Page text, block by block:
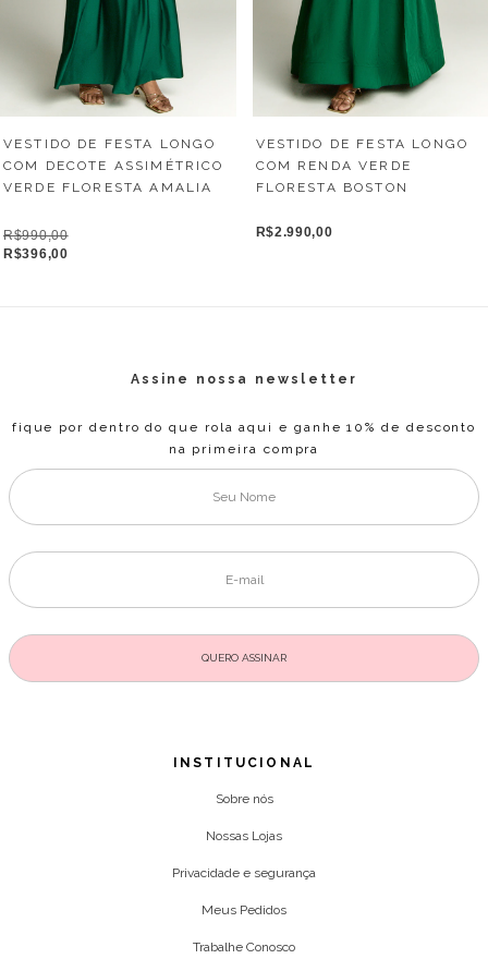
VESTIDO DE FESTA LONGO
COM DECOTE ASSIMÉTRICO
VERDE FLORESTA AMALIA
R$990,00
R$396,00
VESTIDO DE FESTA LONGO
COM RENDA VERDE
FLORESTA BOSTON
R$2.990,00
Assine nossa newsletter
fique por dentro do que rola aqui e ganhe 10% de desconto
na primeira compra
INSTITUCIONAL
Sobre nós
Nossas Lojas
Privacidade e segurança
Meus Pedidos
Trabalhe Conosco